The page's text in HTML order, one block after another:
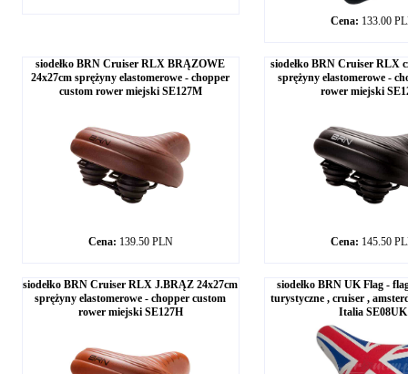
Cena: 133.00
siodełko BRN Cruiser RLX BRĄZOWE
24x27cm sprężyny elastomerowe - chopper
custom rower miejski SE127M
Cena: 139.50 PLN
siodełko BRN Cruiser RLX
sprężyny elastomerowe -
rower miejski
Cena: 145.50
siodełko BRN Cruiser RLX J.BRĄZ 24x27cm
sprężyny elastomerowe - chopper custom
rower miejski SE127H
siodełko BRN UK Flag -
turystyczne , cruiser ,
Italia SE08UK